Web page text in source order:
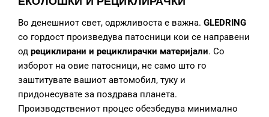
Во денешниот свет, одржливоста е важна. GLEDRING
со гордост произведува патосници кои се направени
од рециклирани и рециклирачки материјали. Со
изборот на овие патосници, не само што го
заштитувате вашиот автомобил, туку и
придонесувате за поздрава планета.
Производствениот процес обезбедува минимално